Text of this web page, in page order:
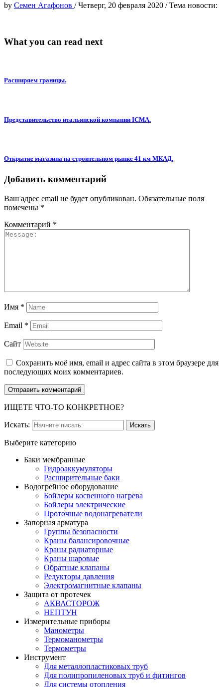
by Семен Агафонов /Четверг, 20 февраля 2020 /Тема новости:
What you can read next
Расширяем границы.
Представительство итальянской компании ICMA.
Открытие магазина на строительном рынке 41 км МКАД.
Добавить комментарий
Ваш адрес email не будет опубликован. Обязательные поля
помечены *
Комментарий *
Имя *
Email *
Сайт
Сохранить моё имя, email и адрес сайта в этом браузере для
последующих моих комментариев.
ИЩЕТЕ ЧТО-ТО КОНКРЕТНОЕ?
Искать:
Выберите категорию
Баки мембранные
Гидроаккумуляторы
Расширительные баки
Водогрейное оборудование
Бойлеры косвенного нагрева
Бойлеры электрические
Проточные водонагреватели
Запорная арматура
Группы безопасности
Краны балансировочные
Краны радиаторные
Краны шаровые
Обратные клапаны
Редукторы давления
Электромагнитные клапаны
Защита от протечек
АКВАСТОРОЖ
НЕПТУН
Измерительные приборы
Манометры
Термоманометры
Термометры
Инструмент
Для металлопластиковых труб
Для полипропиленовых труб и фитингов
Для системы отопления